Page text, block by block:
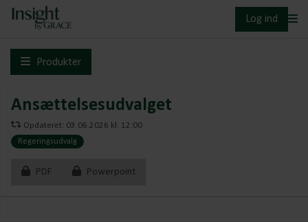
Log ind
Produkter
Ansættelsesudvalget
Opdateret: 03.06.2026 kl. 12:00
Regeringsudvalg
PDF Powerpoint